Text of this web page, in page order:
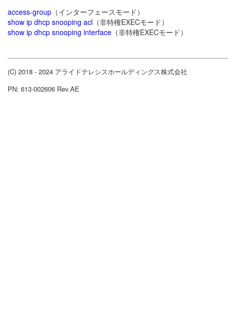
access-group （インターフェースモード）
show ip dhcp snooping acl （非特権EXECモード）
show ip dhcp snooping interface （非特権EXECモード）
(C) 2018 - 2024 アライドテレシスホールディングス株式会社
PN: 613-002606 Rev.AE